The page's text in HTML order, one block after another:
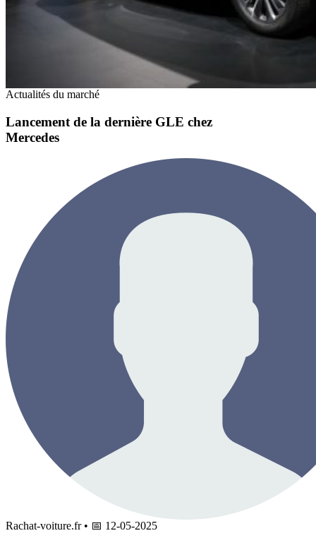
Actualités du marché
Lancement de la dernière GLE chez
Mercedes
Rachat-voiture.fr • 📅 12-05-2025